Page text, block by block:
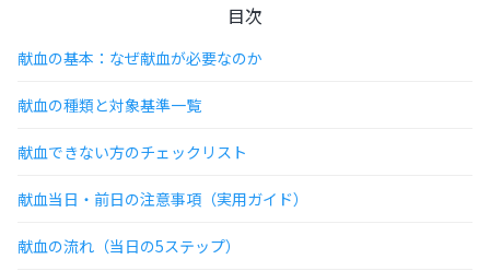
目次
献血の基本：なぜ献血が必要なのか
献血の種類と対象基準一覧
献血できない方のチェックリスト
献血当日・前日の注意事項（実用ガイド）
献血の流れ（当日の5ステップ）